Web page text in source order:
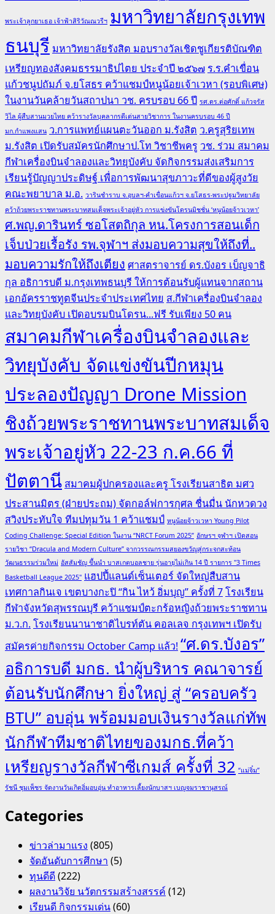
พระเจ้าลูกยาเธอ เจ้าฟ้าสิริวัณณวรีฯ มหาวิทยาลัยกรุงเทพ
ธนบุรี มหาวิทยาลัยรังสิต มอบรางวัลเชิดชูเกียรติบัณฑิต
เหรียญทองสังคมธรรมาธิปไตย ประจำปี ๒๕๖๗ ร.ร.คำเขื่อน
แก้วชนูปถัมภ์ จ.ยโสธร คว้าแชมป์หนูน้อยเจ้าเวหา (รอบพิเศษ)
ในงานวันคล้ายวันสถาปนา วช. ครบรอบ 66 ปี รศ.ดร.ต่อศักดิ์ แก้วจรัส
วิไล ผู้สืบสานมวยไทย คว้ารางวัลบุคลากรดีเด่นสายวิชาการ ในงานครบรอบ 46 ปี
มก.กำแพงแสน ว.การแพทย์แผนตะวันออก ม.รังสิต ว.ครูสุริยเทพ
ม.รังสิต เปิดรับสมัครนักศึกษาป.โท วิชาชีพครู วช. ร่วม สมาคม
กีฬาเครื่องบินจำลองและวิทยุบังคับ จัดกิจกรรมส่งเสริมการ
เรียนรู้ปัญญาประดิษฐ์ เพื่อการพัฒนาสุขภาวะที่ดีของผู้สูงวัย
คณะพยาบาล ม.อ. วารินชำราบ จ.อุบลฯ-คำเขื่อนแก้วฯ จ.ยโสธร-พระปฐมวิทยาลัย
คว้าถ้วยพระราชทานพระบาทสมเด็จพระเจ้าอยู่หัว การแข่งขันโดรนมิชชั่น ‘หนูน้อยจ้าวเวหา’
ศ.พญ.ดารินทร์ ซอโสตถิกุล หน.โครงการสอนเด็ก
เจ็บป่วยเรื้อรัง รพ.จุฬาฯ ส่งมอบความสุขให้ถึงที่..
มอบความรักให้ถึงเตียง ศาสตราจารย์ ดร.บังอร เบ็ญจาธิ
กุล อธิการบดี ม.กรุงเทพธนบุรี ให้การต้อนรับผู้แทนจากสถาน
เอกอัครราชทูตจีนประจำประเทศไทย ส.กีฬาเครื่องบินจำลอง
และวิทยุบังคับ เปิดอบรมบินโดรน...ฟรี รับเพียง 50 คน
สมาคมกีฬาเครื่องบินจำลองและ
วิทยุบังคับ จัดแข่งขันปีกหมุน
ประลองปัญญา Drone Mission
ชิงถ้วยพระราชทานพระบาทสมเด็จ
พระเจ้าอยู่หัว 22-23 ก.ค.66 ที่
ปัตตานี สมาคมผู้ปกครองและครู โรงเรียนสาธิต มศว
ประสานมิตร (ฝ่ายประถม) จัดกอล์ฟการกุศล ชื่นมื่น นักหวดวง
สวิงประทับใจ ทีมปทุมวัน 1 คว้าแชมป์ หนูน้อยจ้าวเวหา Young Pilot
Coding Challenge: Special Edition ในงาน “NRCT Forum 2025” อักษรฯ จุฬาฯ เปิดสอน
รายวิชา “Dracula and Modern Culture” จากวรรณกรรมสยองขวัญสู่กระจกสะท้อน
วัฒนธรรมร่วมใหม่ อัสสัมชัญ ขึ้นนำ บาสเกตบอลชาย รุ่นอายุไม่เกิน 14 ปี รายการ "3 Times
Basketball League 2025" แฮปปี้แลนด์เซ็นเตอร์ จัดใหญ่สืบสาน
เทศกาลกินเจ เขตบางกะปิ “กิน ไหว้ อิ่มบุญ” ครั้งที่ 7โรงเรียน
กีฬาจังหวัดสุพรรณบุรี คว้าแชมป์ตะกร้อหญิงถ้วยพระราชทาน
ม.ว.ก.โรงเรียนนานาชาติไบรท์ตัน คอลเลจ กรุงเทพฯ เปิดรับ
สมัครค่ายกิจกรรม October Camp แล้ว!“ศ.ดร.บังอร”
อธิการบดี มกธ. นำผู้บริหาร คณาจารย์
ต้อนรับนักศึกษา ยิ่งใหญ่ สู่ “ครอบครัว
BTU” อบอุ่น พร้อมมอบเงินรางวัลแก่ทัพ
นักกีฬาทีมชาติไทยของมกธ.ที่คว้า
เหรียญรางวัลกีฬาซีเกมส์ ครั้งที่ 32 “แม่จิ๋ม”
รัชนี ชุมเพ็ชร จัดงานวันเกิดอิ่มอบอุ่น ทำอาหารเลี้ยงนักบาสฯ เบญจมราชานุสรณ์
Categories
ข่าวล่ามาแรง (805)
จัดอันดับการศึกษา (5)
ทุนดีดี(222)
ผลงานวิจัย นวัตกรรมสร้างสรรค์ (12)
เรียนดี กิจกรรมเด่น(60)